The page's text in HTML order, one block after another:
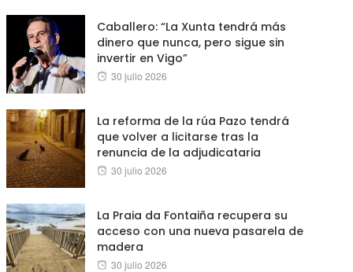
Caballero: “La Xunta tendrá más
dinero que nunca, pero sigue sin
invertir en Vigo”
Posted
30 julio 2026
La reforma de la rúa Pazo tendrá
que volver a licitarse tras la
renuncia de la adjudicataria
Posted
30 julio 2026
La Praia da Fontaiña recupera su
acceso con una nueva pasarela de
madera
Posted
30 julio 2026